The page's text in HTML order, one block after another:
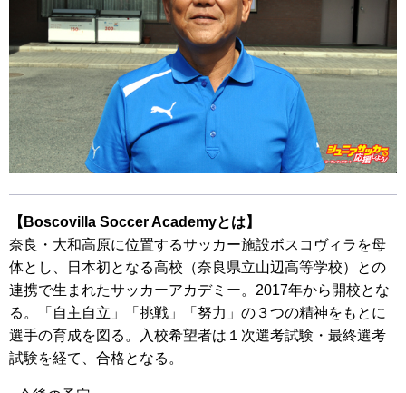
【Boscovilla Soccer Academyとは】
奈良・大和高原に位置するサッカー施設ボスコヴィラを母
体とし、日本初となる高校（奈良県立山辺高等学校）との
連携で生まれたサッカーアカデミー。2017年から開校とな
る。「自主自立」「挑戦」「努力」の３つの精神をもとに
選手の育成を図る。入校希望者は１次選考試験・最終選考
試験を経て、合格となる。